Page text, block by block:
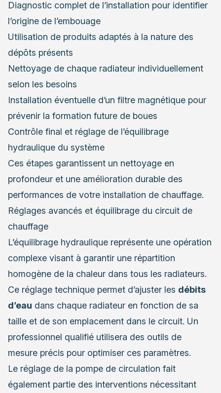
Diagnostic complet de l’installation pour identifier
l’origine de l’embouage
Utilisation de produits adaptés à la nature des
dépôts présents
Nettoyage de chaque radiateur individuellement
selon les besoins
Installation éventuelle d’un filtre magnétique pour
prévenir la formation future de boues
Contrôle final et réglage de l’équilibrage
hydraulique du système
Ces étapes garantissent un nettoyage en
profondeur et une amélioration durable des
performances de votre installation de chauffage.
Réglages avancés et équilibrage du circuit de
chauffage
L’équilibrage hydraulique représente une opération
complexe visant à garantir une répartition
homogène de la chaleur dans tous les radiateurs.
Ce réglage technique permet d’ajuster les débits
d’eau dans chaque radiateur en fonction de sa
taille et de son emplacement dans le circuit. Un
professionnel qualifié utilisera des outils de
mesure précis pour optimiser ces paramètres.
Le réglage de la pompe de circulation fait
également partie des interventions nécessitant